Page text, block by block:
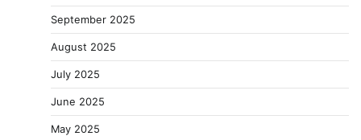
September 2025
August 2025
July 2025
June 2025
May 2025